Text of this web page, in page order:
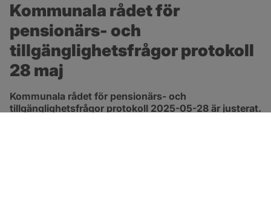
Kommunala rådet för
pensionärs- och
tillgänglighetsfrågor protokoll
28 maj
Kommunala rådet för pensionärs- och
tillgänglighetsfrågor protokoll 2025-05-28 är justerat.